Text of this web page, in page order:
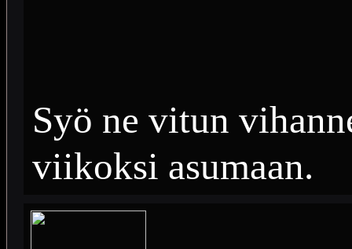
Syö ne vitun
viikoksi asumaan.